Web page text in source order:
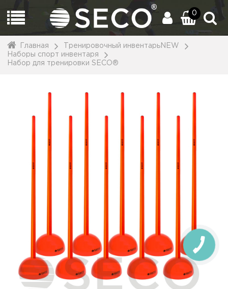
0
Главная
Тренировочный инвентарьNEW
Наборы спорт инвентаря
Набор для тренировки SECO®